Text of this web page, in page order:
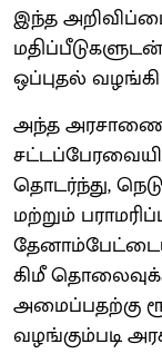
இந்த
ஒப்புதல்
அந்த
தொடர்ந்து,
மற்றும்
கிமீ
அமைப்பதற்கு
வழங்கும்படி